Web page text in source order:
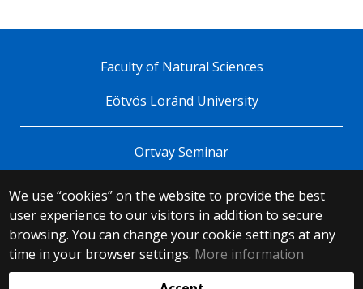
We use “cookies” on the website to provide the best
user experience to our visitors in addition to secure
browsing. You can change your cookie settings at any
time in your browser settings. More information
Faculty of Natural Sciences
Eötvös Loránd University
Ortvay Seminar
© 2025 Eötvös Loránd University
All rights reserved.
H-1053 Budapest, Egyetem tér 1–3.
T: +36-1-411-6500
Web development: